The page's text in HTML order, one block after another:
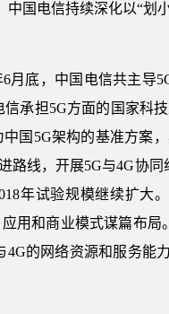
国电信持续深化以“划
月底，中国电信共主导
承担5G方面的国家科
国5G架构的基准方案
路线，开展5G与4G协
年试验规模继续扩大
用和商业模式谋篇布
的网络资源和服务能